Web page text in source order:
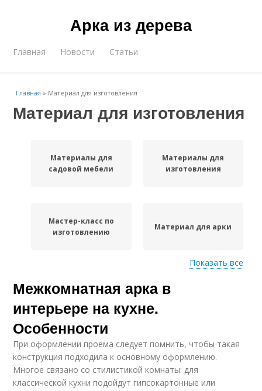
Арка из дерева
Главная Новости Статьи
Главная » Материал для изготовления
Материал для изготовления
Материалы для
садовой мебели
Материалы для
изготовления
Мастер-класс по
изготовлению
Материал для арки
Материалы для
возведения
Материал для
садовой арки
Арка из подручных
материалов
Материалы для дачи
Показать все
Межкомнатная арка в
интерьере на кухне.
Особенности
При оформлении проема следует помнить, чтобы такая
конструкция подходила к основному оформлению.
Многое связано со стилистикой комнаты: для
классической кухни подойдут гипсокартонные или